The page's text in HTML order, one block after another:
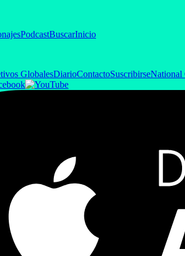
PodcastBuscarInicio
GlobalesDiarioContactoSuscribirseNational